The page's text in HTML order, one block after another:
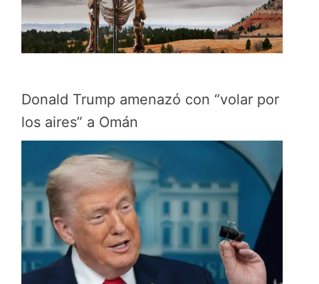
Donald Trump amenazó con “volar por
los aires” a Omán